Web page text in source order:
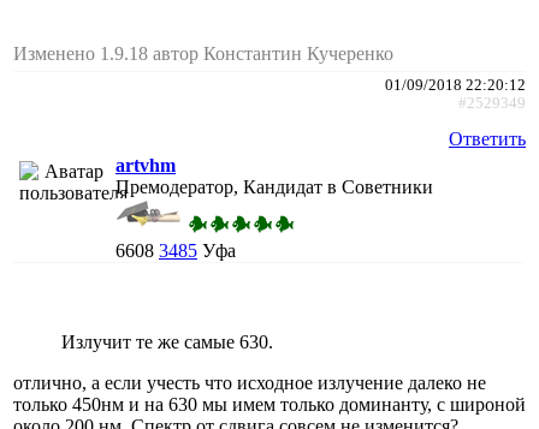
Изменено 1.9.18 автор Константин Кучеренко
01/09/2018 22:20:12
#2529349
Ответить
artvhm
Премодератор, Кандидат в Советники
6608 3485 Уфа
Излучит те же самые 630.
отлично, а если учесть что исходное излучение далеко не
только 450нм и на 630 мы имем только доминанту, с широной